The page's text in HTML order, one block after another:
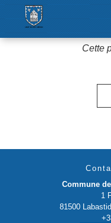
Cette
Commune
1
81500